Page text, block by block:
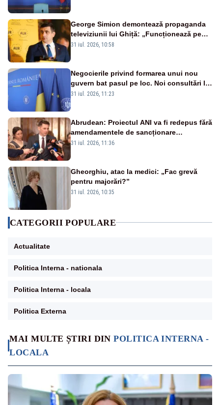
MAI MULTE ȘTIRI DINPOLITICA INTERNA -
LOCALA
George Simion demontează propaganda
televiziunii lui Ghiță: „Funcționează pe
miliarde luate de la români”
31 iul. 2026, 10:58
Negocierile privind formarea unui nou
guvern bat pasul pe loc. Noi consultări la
Cotroceni, așteptate după mijlocul lunii
31 iul. 2026, 11:23
Abrudean: Proiectul ANI va fi redepus fără
amendamentele de sancționare
retroactivă a faptelor de conflict de
31 iul. 2026, 11:36
Gheorghiu, atac la medici: „Fac grevă
pentru majorări?”
31 iul. 2026, 10:35
CATEGORII POPULARE
Actualitate
Politica Interna - nationala
Politica Interna - locala
Politica Externa